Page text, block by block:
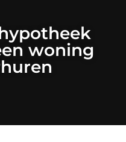
woning